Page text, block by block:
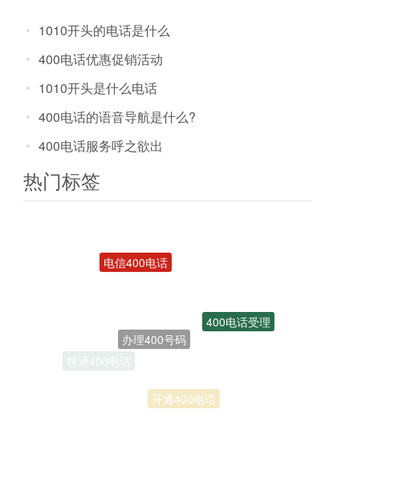
请?
1010开头的电话是什么
400电话优惠促销活动
1010开头是什么电话
400电话的语音导航是什么?
400电话服务呼之欲出
热门标签
开通400电话
联通400电话
400电话受理
电信400电话